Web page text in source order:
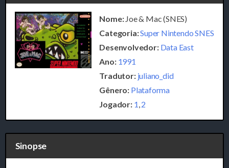
Nome:Joe & Mac (SNES)
Categoria:Super Nintendo SNES
Desenvolvedor: Data East
Ano: 1991
Tradutor: juliano_did
Gênero: Plataforma
Jogador: 1 2
Sinopse